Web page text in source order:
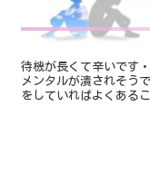
待機が長くて辛いです
メンタルが潰されそう
をしていればよくある